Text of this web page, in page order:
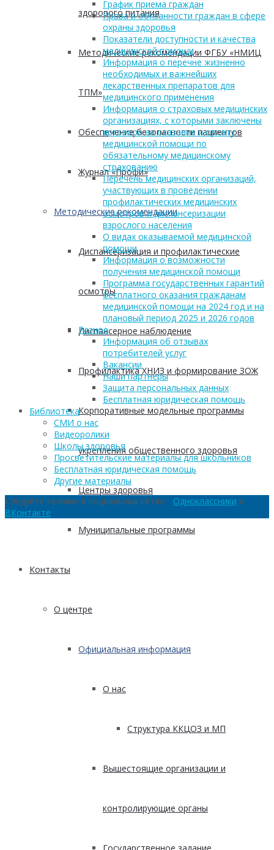
здорового питания
Методические рекомендации ФГБУ «НМИЦ
ТПМ»
Обеспечение безопасности пациентов
Журнал «Профи»
Методические рекомендации
Диспансеризация и профилактические
осмотры
Диспансерное наблюдение
Профилактика ХНИЗ и формирование ЗОЖ
Корпоративные модельные программы
укрепления общественного здоровья
Центры здоровья
Муниципальные программы
Контакты
О центре
Официальная информация
О нас
Структура ККЦОЗ и МП
Вышестоящие организации и
контролирующие органы
График приема граждан
Права и обязанности граждан в сфере
охраны здоровья
Показатели доступности и качества
медицинской помощи
Информация о перечне жизненно
необходимых и важнейших
лекарственных препаратов для
медицинского применения
Информация о страховых медицинских
организациях, с которыми заключены
договора на оказание и оплату
медицинской помощи по
обязательному медицинскому
страхованию
Перечень медицинских организаций,
участвующих в проведении
профилактических медицинских
осмотров и диспансеризации
взрослого населения
О видах оказываемой медицинской
помощи
Информация о возможности
получения медицинской помощи
Программа государственных гарантий
бесплатного оказания гражданам
медицинской помощи на 2024 год и на
плановый период 2025 и 2026 годов
Разное
Информация об отзывах
потребителей услуг
Вакансии
Наши партнеры
Защита персональных данных
Бесплатная юридическая помощь
Библиотека
СМИ о нас
Видеоролики
Школы здоровья
Просветительские материалы для школьников
Бесплатная юридическая помощь
Другие материалы
Следуйте за нами в социальных сетях: Одноклассники и
ВКонтакте